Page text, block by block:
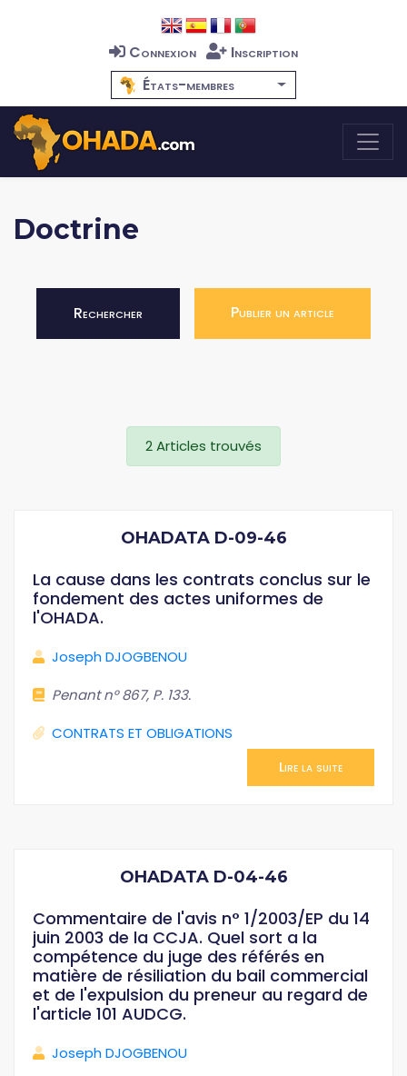
Connexion
Inscription
États-membres
Doctrine
Rechercher Publier un article
2 Articles trouvés
OHADATA D-09-46
La cause dans les contrats conclus sur le
fondement des actes uniformes de
l'OHADA.
Joseph DJOGBENOU
Penant n° 867, P. 133.
CONTRATS ET OBLIGATIONS
Lire la suite
OHADATA D-04-46
Commentaire de l'avis n° 1/2003/EP du 14
juin 2003 de la CCJA. Quel sort a la
compétence du juge des référés en
matière de résiliation du bail commercial
et de l'expulsion du preneur au regard de
l'article 101 AUDCG.
Joseph DJOGBENOU